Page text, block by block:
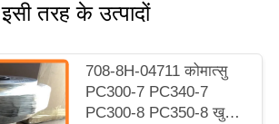
इसी तरह के उत्पादों
708-8H-04711 कोमात्सु
PC300-7 PC340-7
PC300-8 PC350-8 खुदाई